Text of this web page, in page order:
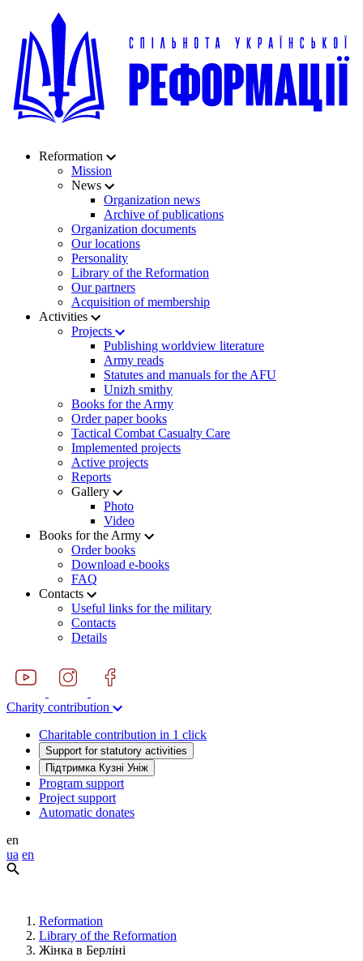
Reformation
Mission
News
Organization news
Archive of publications
Organization documents
Our locations
Personality
Library of the Reformation
Our partners
Acquisition of membership
Activities
Projects
Publishing worldview literature
Army reads
Statutes and manuals for the AFU
Unizh smithy
Books for the Army
Order paper books
Tactical Combat Casualty Care
Implemented projects
Active projects
Reports
Gallery
Photo
Video
Books for the Army
Order books
Download e-books
FAQ
Contacts
Useful links for the military
Contacts
Details
Charity contribution
Charitable contribution in 1 click
Support for statutory activities
Підтримка Кузні Уніж
Program support
Project support
Automatic donates
en
ua en
Reformation
Library of the Reformation
Жінка в Берліні